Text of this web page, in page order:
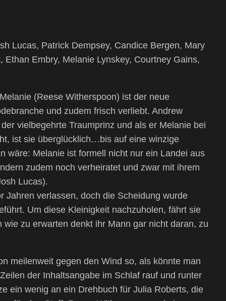
Lucas, Patrick Dempsey, Candice Bergen, Mary
Embry, Melanie Lynskey, Courtney Gains,
(Reese Witherspoon) ist der neue
und zudem frisch verliebt. Andrew
vielbegehrte Traumprinz und als er Melanie bei
ist sie überglücklich…bis auf eine winzige
wäre: Melanie ist formell nicht nur ein Landei aus
zudem noch verheiratet und zwar mit ihrem
Lucas).
Jahren verlassen, doch die Scheidung wurde
Um diese Kleinigkeit nachzuholen, fährt sie
zu erwarten denkt ihr Mann gar nicht daran, zu
meilenweit gegen den Wind so, als könnte man
der Inhaltsangabe im Schlaf rauf und runter
ein wenig an ein Drehbuch für Julia Roberts, die